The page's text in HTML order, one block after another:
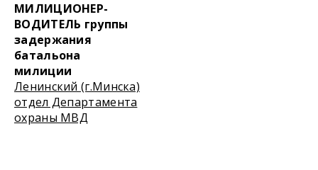
МИЛИЦИОНЕР-
ВОДИТЕЛЬ группы
задержания
батальона
милиции
Ленинский (г.Минска)
отдел Департамента
охраны МВД